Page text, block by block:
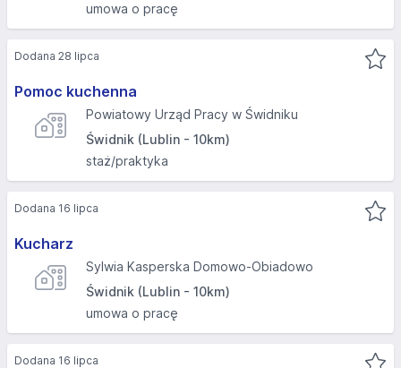
umowa o pracę
Pomoc kuchenna
Powiatowy Urząd Pracy w Świdniku
Świdnik (Lublin - 10km)
staż/praktyka
Dodana 28 lipca
Kucharz
Sylwia Kasperska Domowo-Obiadowo
Świdnik (Lublin - 10km)
umowa o pracę
Dodana 16 lipca
Dodana 16 lipca